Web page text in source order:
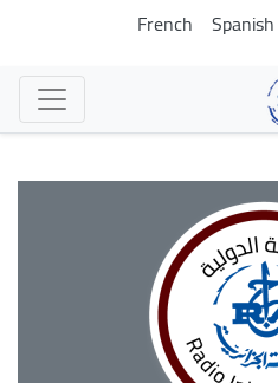
تجاوز
المحتوى
الرئيسي
Spanish
French